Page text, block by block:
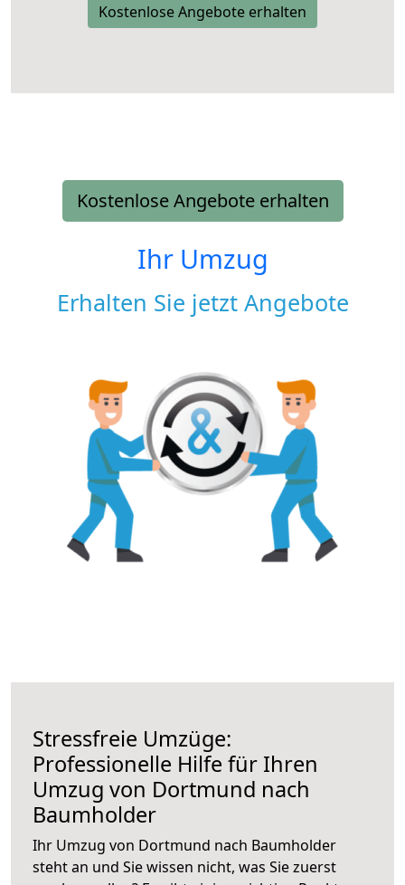
Kostenlose Angebote erhalten
Kostenlose Angebote erhalten
Ihr Umzug
Erhalten Sie jetzt Angebote
Stressfreie Umzüge:
Professionelle Hilfe für Ihren
Umzug von Dortmund nach
Baumholder
Ihr Umzug von Dortmund nach Baumholder
steht an und Sie wissen nicht, was Sie zuerst